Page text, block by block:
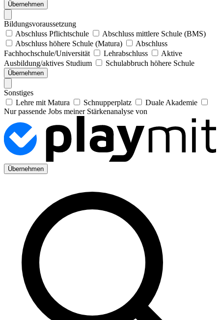
Übernehmen
Bildungsvoraussetzung
Abschluss Pflichtschule
Abschluss mittlere Schule (BMS)
Abschluss höhere Schule (Matura)
Abschluss
Fachhochschule/Universität
Lehrabschluss
Aktive
Ausbildung/aktives Studium
Schulabbruch höhere Schule
Übernehmen
Sonstiges
Lehre mit Matura
Schnupperplatz
Duale Akademie
Nur passende Jobs meiner Stärkenanalyse von
Übernehmen